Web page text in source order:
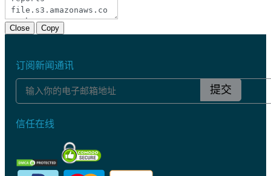
Close Copy
订阅新闻通讯
提交
信任在线